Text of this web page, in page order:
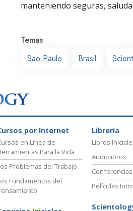
manteniendo seguras,
Temas
Sao Paulo
Brasil
por Internet
en Línea de
Para la Vida
Problemas del Trabajo
Fundamentos del
Librería
Libros
Audiolibros
Películas